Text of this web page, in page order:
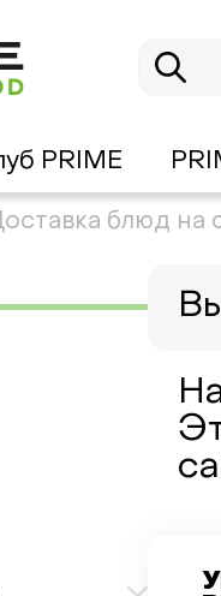
PRIME
блюд на